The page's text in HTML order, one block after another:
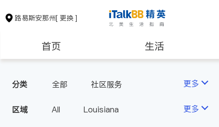
路易斯安那州[ 更换 ]
首页 生活
房地产租售
分类 全部 社区服务 更多
区域 All Louisiana 更多